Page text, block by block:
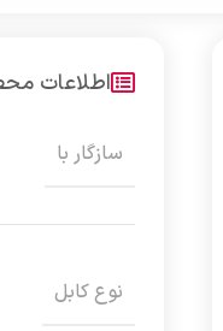
اطلاعات
سازگار با
نوع کابل